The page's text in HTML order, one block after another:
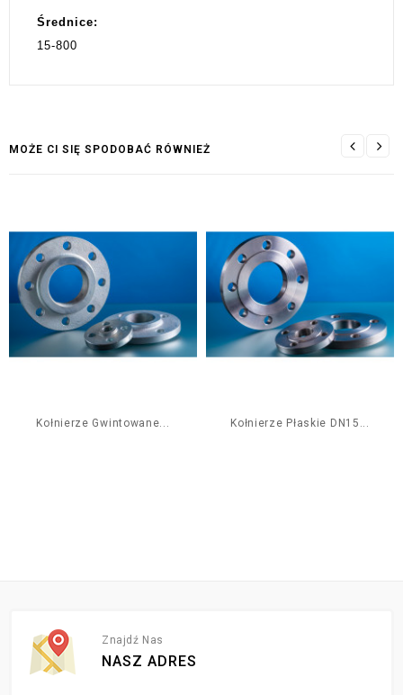
Średnice:
15-800
MOŻE CI SIĘ SPODOBAĆ RÓWNIEŻ
Kołnierze Gwintowane... Kołnierze Płaskie DN15...
Znajdź Nas
NASZ ADRES